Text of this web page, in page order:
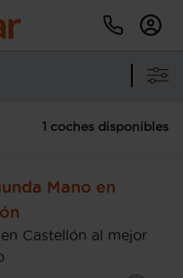
1 coches disponibles
Mano en
Castellón al mejor